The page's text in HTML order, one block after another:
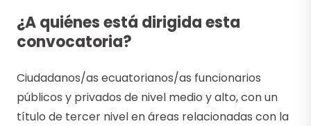
¿A quiénes está dirigida esta
convocatoria?
Ciudadanos/as ecuatorianos/as funcionarios
públicos y privados de nivel medio y alto, con un
título de tercer nivel en áreas relacionadas con la